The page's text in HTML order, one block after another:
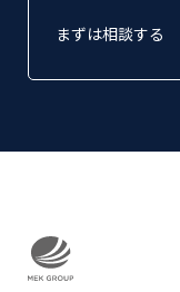
まずは相談する